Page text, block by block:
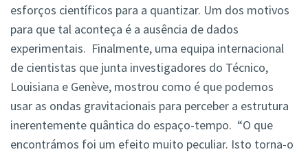
esforços científicos para a quantizar. Um dos motivos
para que tal aconteça é a ausência de dados
experimentais. Finalmente, uma equipa internacional
de cientistas que junta investigadores do Técnico,
Louisiana e Genève, mostrou como é que podemos
usar as ondas gravitacionais para perceber a estrutura
inerentemente quântica do espaço-tempo. “O que
encontrámos foi um efeito muito peculiar. Isto torna-o